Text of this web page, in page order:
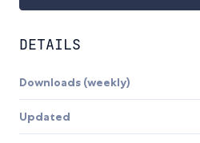
DETAILS
Downloads (weekly)
Updated